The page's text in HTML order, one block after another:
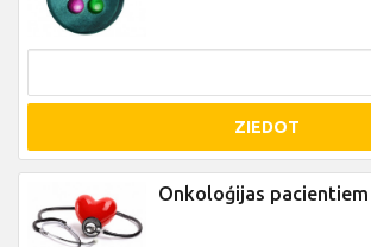
ZIEDOT
Onkoloģijas pacientiem